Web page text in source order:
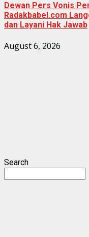
Dewan Pers Vonis
Radakbabel.com
dan Layani Hak Jawab
August 6, 2026
Search